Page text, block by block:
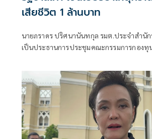
เสียชีวิต 1 ล้านบาท
นายภราดร ปริศนานันทกุล รมต.ประจำสำนั
เป็นประธานการประชุมคณะกรรมการกองทุ
จังหวัดนนทบุรี เพื่อพิจารณาเงินเยียวยาช่วย
ยุพา ทวีวัฒนะกิจบวร ปลัดสำนักนายกรัฐมนต
สถานะเงินช่วยเหลือของกองทุน ขณะนี้เหลื
บาท